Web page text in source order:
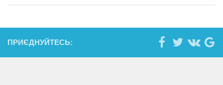
ПРИЄДНУЙТЕСЬ: